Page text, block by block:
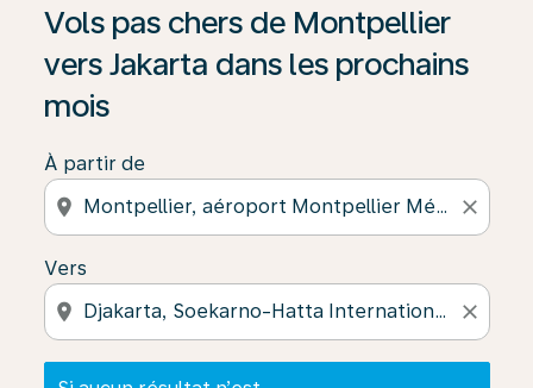
Vols pas chers de Montpellier
vers Jakarta dans les prochains
mois
À partir de
location_on close
Vers
location_on close
Si aucun résultat n’est disponible, cliquez sur «